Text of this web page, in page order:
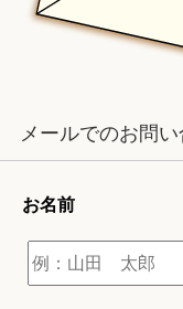
メールでのお問
お名前